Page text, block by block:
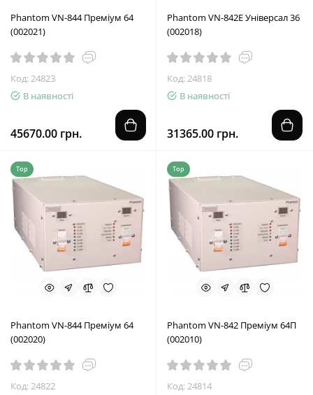
Phantom VN-844 Преміум 64
(002021)
Код: 24823
В наявності
45670.00 грн.
Phantom VN-842E Універсал 36
(002018)
Код: 24818
В наявності
31365.00 грн.
Top
Phantom VN-844 Преміум 64
(002020)
Код: 24822
Top
Phantom VN-842 Преміум 64П
(002010)
Код: 24814